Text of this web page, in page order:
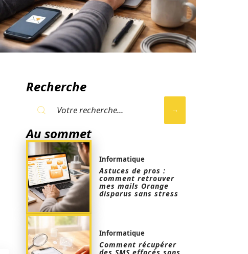
Recherche
Au sommet
Informatique
Astuces de pros :
comment retrouver
mes mails Orange
disparus sans stress
Informatique
Comment récupérer